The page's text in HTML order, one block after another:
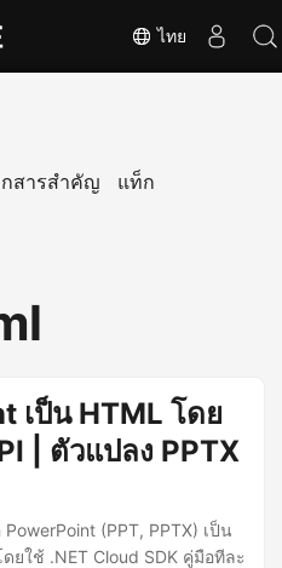
ไทย
กสารสำคัญ แท็ก
เป็น HTML โดย
| ตัวแปลง PPTX
(PPT, PPTX) เป็น
ยใช้ .NET Cloud SDK คู่มือทีละ